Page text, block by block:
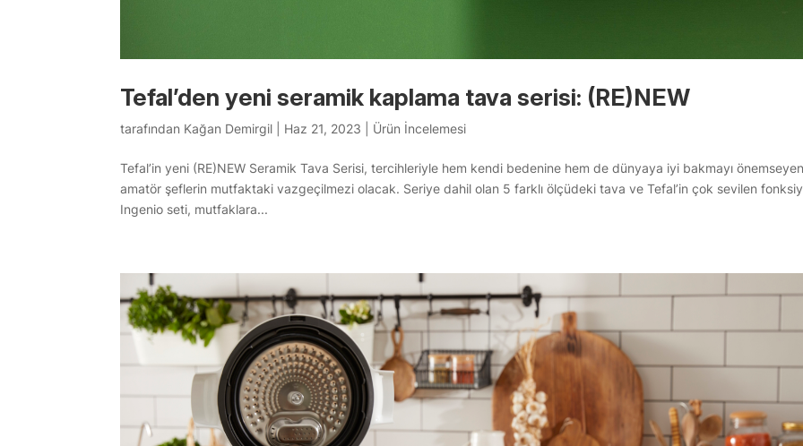
Tefal’den yeni seramik kaplama tava serisi: (RE)NEW
tarafından Kağan Demirgil Haz 21, 2023 Ürün İncelemesi
Tefal’in yeni (RE)NEW Seramik Tava Serisi, tercihleriyle hem kendi bedenine hem de dünyaya iyi bakmayı
amatör şeflerin mutfaktaki vazgeçilmezi olacak. Seriye dahil olan 5 farklı ölçüdeki tava ve Tefal’in çok sevilen
Ingenio seti, mutfaklara...